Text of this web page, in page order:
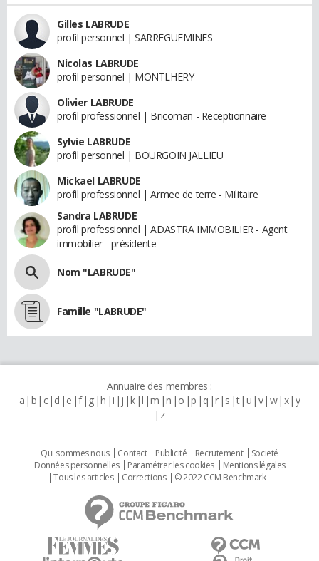
Gilles LABRUDE
profil personnel | SARREGUEMINES
Nicolas LABRUDE
profil personnel | MONTLHERY
Olivier LABRUDE
profil professionnel | Bricoman - Receptionnaire
Sylvie LABRUDE
profil personnel | BOURGOIN JALLIEU
Mickael LABRUDE
profil professionnel | Armee de terre - Militaire
Sandra LABRUDE
profil professionnel | ADASTRA IMMOBILIER - Agent
immobilier - présidente
Nom "LABRUDE"
Famille "LABRUDE"
Annuaire des membres :
a b c d e f g h i j k l m n o p q r s t u v w x y
z
Qui sommes nous Contact Publicité Recrutement
Societé
Données personnelles
Paramétrer les cookies
Mentions légales
Tous les articles
Corrections © 2022 CCM Benchmark